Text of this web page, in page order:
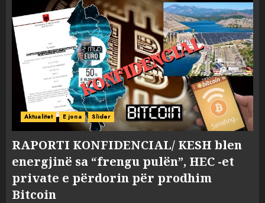
Aktualitet E jona Slider
RAPORTI KONFIDENCIAL/ KESH blen
energjinë sa “frengu pulën”, HEC -et
private e përdorin për prodhim
Bitcoin